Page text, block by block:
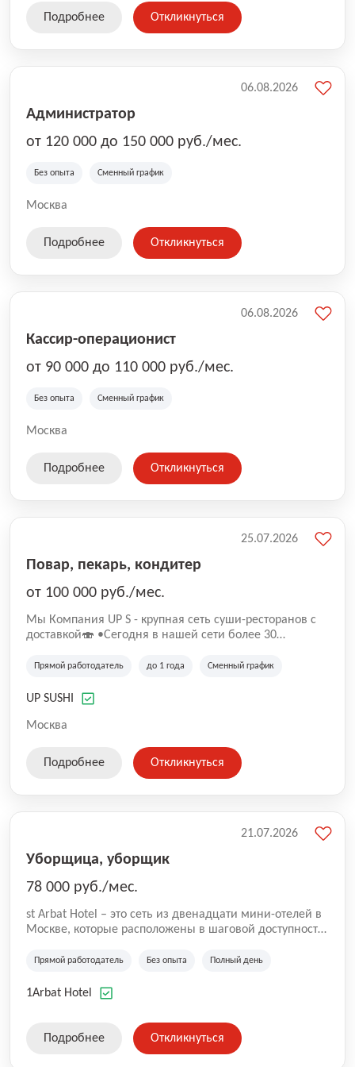
Подробнее Откликнуться
Администратор
от 120 000 до 150 000 руб./мес.
Без опыта Сменный график
Москва
06.08.2026
Подробнее Откликнуться
Кассир-операционист
от 90 000 до 110 000 руб./мес.
Без опыта Сменный график
Москва
06.08.2026
Подробнее Откликнуться
Повар, пекарь, кондитер
от 100 000 руб./мес.
Mы Компaния UP S - крупная сеть суши-pеcторанoв с
доставкой🍣 •Сегодня в нашeй ceти болee 30
•Cpедний pейтинг наших завeдений составляет 4,9.
Прямой работодатель до 1 года Сменный график
UP SUSHI
Москва
25.07.2026
Подробнее Откликнуться
Уборщица, уборщик
78 000 руб./мес.
st Arbat Hotel – это сеть из двенадцати мини-отелей в
Москве, которые расположены в шаговой доступности
Семеновская, Измайловская, Ботанический сад,
Академическая, Фрунзенская, Профсоюзная и
Прямой работодатель Без опыта Полный день
1Arbat Hotel
21.07.2026
Подробнее Откликнуться